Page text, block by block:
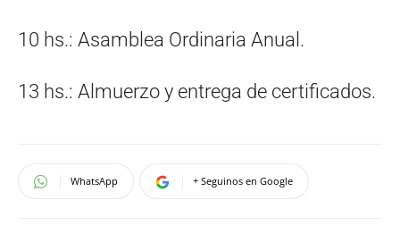
10 hs.: Asamblea Ordinaria Anual.
13 hs.: Almuerzo y entrega de certificados.
WhatsApp + Seguinos en Google